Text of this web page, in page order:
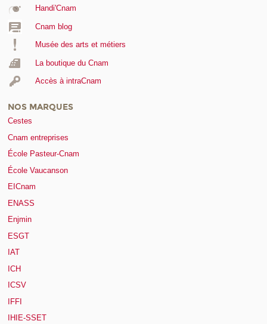
Handi'Cnam
Cnam blog
Musée des arts et métiers
La boutique du Cnam
Accès à intraCnam
NOS MARQUES
Cestes
Cnam entreprises
École Pasteur-Cnam
École Vaucanson
EICnam
ENASS
Enjmin
ESGT
IAT
ICH
ICSV
IFFI
IHIE-SSET